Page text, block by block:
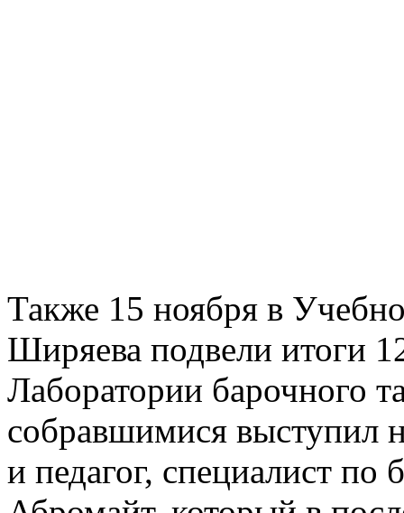
Также 15 ноября в
Ширяева подвели итоги
Лаборатории барочного
собравшимися выступил
и педагог, специалист по